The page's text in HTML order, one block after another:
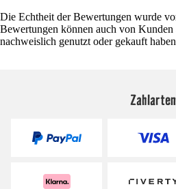
Die Echtheit der Bewertungen wurde
Bewertungen können auch von
nachweislich genutzt oder gekauft
Zahlarten